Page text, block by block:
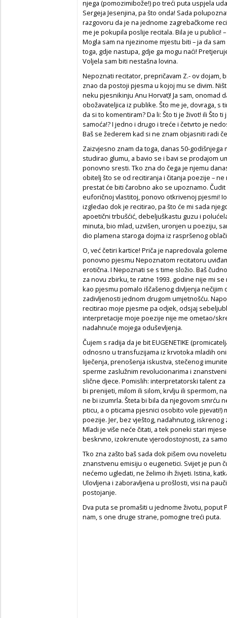
njega (pomozimibože!) po treći puta uspjela
Sergeja Jesenjina, pa što onda! Sada
razgovoru da je na jednome zagrebačkome
me je pokupila poslije recitala. Bila je u publici!
Mogla sam na njezinome mjestu biti – ja da
toga, gdje nastupa, gdje ga mogu naći!
Voljela sam biti nestašna lovina.
Nepoznati recitator , prepričavam Z.- ov
znao da postoji pjesma u kojoj mu se divim.
neku pjesnikinju Anu Horvat)! Ja sam, onomad
obožavateljica iz publike. Što me je, dovraga, s
da si to komentiram? Da li: Što ti je život! ili Što ti
samoća!? I jedno i drugo i treće i četvrto je
Baš se žederem kad si ne znam objasniti radi
Zaizvjesno znam da toga, danas 50-
studirao glumu, a bavio se i bavi se prodajom
ponovno sresti. Tko zna do čega je njemu
obitelj što se od recitiranja i čitanja poezije –
prestat će biti čarobno ako se upoznamo.
euforičnoj vlastitoj, ponovo otkrivenoj pjesmi!
izgledao dok je recitirao, pa što će mi sada
apoetični trbušćić, debeljuškastu guzu i
minuta, bio mlad, uzvišen, uronjen u poeziju,
dio plamena staroga dojma iz raspršenog
O, već četiri kartice! Priča je napredovala
ponovno pjesmu Nepoznatom recitatoru
erotična. I Nepoznati se s time složio. Baš
za novu zbirku, te ratne 1993. godine nije mi
kao pjesmu pomalo iščašenog divljenja
zadivljenosti jednom drugom umjetnošću.
recitirao moje pjesme pa odjek, odsjaj
interpretacije moje poezije nije me ometao/
nadahnuće mojega oduševljenja.
Čujem s radija da je bit EUGENETIKE
odnosno u transfuzijama iz krvotoka mladih
liječenja, prenošenja iskustva, stečenog
sperme zaslužnim revolucionarima i
slične djece. Pomislih: interpretatorski talent
bi prenijeti, milom ili silom, krvlju ili spermom,
ne bi izumrla. Šteta bi bila da njegovom smrću
pticu, a o pticama pjesnici osobito vole
poezije. Jer, bez vještog, nadahnutog,
Mladi je više neće čitati, a tek poneki stari
beskrvno, izokrenute vjerodostojnosti, za
Tko zna zašto baš sada dok pišem ovu
znanstvenu emisiju o eugenetici. Svijet je pun
nećemo ugledati, ne želimo ih živjeti. Istina,
Ulovljena i zaboravljena u prošlosti, visi na
postojanje.
Dva puta se promašiti u jednome životu, poput
nam, s one druge strane, pomogne treći puta.